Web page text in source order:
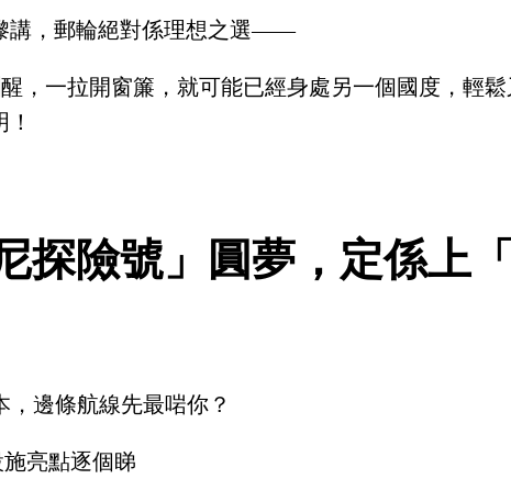
講，郵輪絕對係理想之選——
，一拉開窗簾，就可能已經身處另一個國度，輕
探險號」圓夢，定係上
，邊條航線先最啱你？
亮點逐個睇